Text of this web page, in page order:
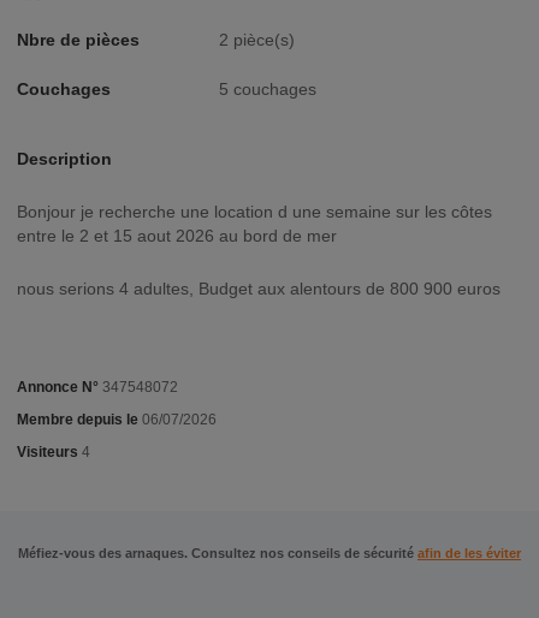
Nbre de pièces 2 pièce(s)
Couchages 5 couchages
Description
bonjour je recherche une location d une semaine sur les côtes
entre le 2 et 15 aout 2026 au bord de mer
nous serions 4 adultes, Budget aux alentours de 800 900 euros
Annonce N° 347548072
Membre depuis le 06/07/2026
Visiteurs 4
Méfiez-vous des arnaques. Consultez nos conseils de sécurité afin de les éviter